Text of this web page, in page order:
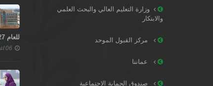
وزارة التعليم العالي والبحث العلمي
والابتكار
مركز القبول الموحد
عماننا
صندوق الحماية الاجتماعية
للعام 2027–2028
06 اغسطس 2026